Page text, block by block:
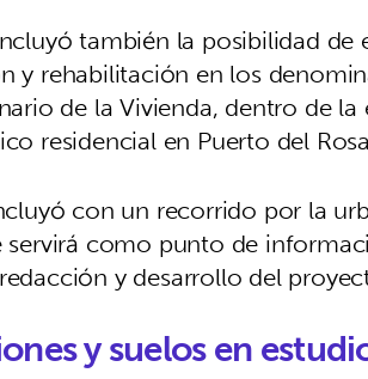
también la posibilidad de
y rehabilitación en los
de la Vivienda, dentro de
residencial en Puerto del
con un recorrido por la
servirá como punto de
y desarrollo del
y suelos en